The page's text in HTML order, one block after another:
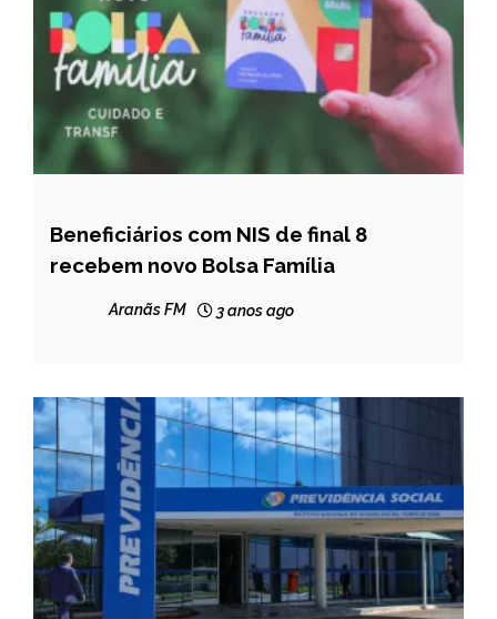
BRASIL
NOTÍCIAS
Beneficiários com NIS de final 8
recebem novo Bolsa Família
Aranãs FM 3 anos ago